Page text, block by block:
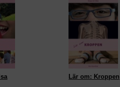
Lär om: Kroppen